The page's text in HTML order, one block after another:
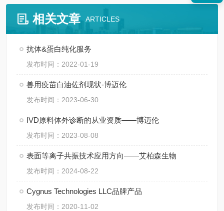
相关文章 ARTICLES
抗体&蛋白纯化服务
发布时间：2022-01-19
兽用疫苗白油佐剂现状-博迈伦
发布时间：2023-06-30
IVD原料体外诊断的从业资质——博迈伦
发布时间：2023-08-08
表面等离子共振技术应用方向——艾柏森生物
发布时间：2024-08-22
Cygnus Technologies LLC品牌产品
发布时间：2020-11-02